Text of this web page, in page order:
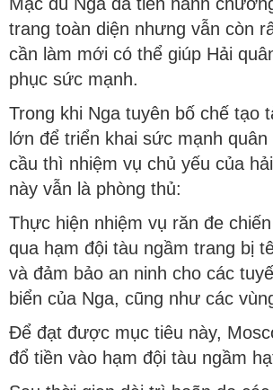
trang toàn diện nhưng vẫn còn
cần làm mới có thể giúp Hải
phục sức mạnh.
Trong khi Nga tuyên bố chế tạo
lớn để triển khai sức mạnh
cầu thì nhiệm vụ chủ yếu của
này vẫn là phòng thủ:
Thực hiện nhiệm vụ răn đe
qua hạm đội tàu ngầm trang bị
và đảm bảo an ninh cho các
biển của Nga, cũng như các
Để đạt được mục tiêu này,
đổ tiền vào hạm đội tàu ngầm